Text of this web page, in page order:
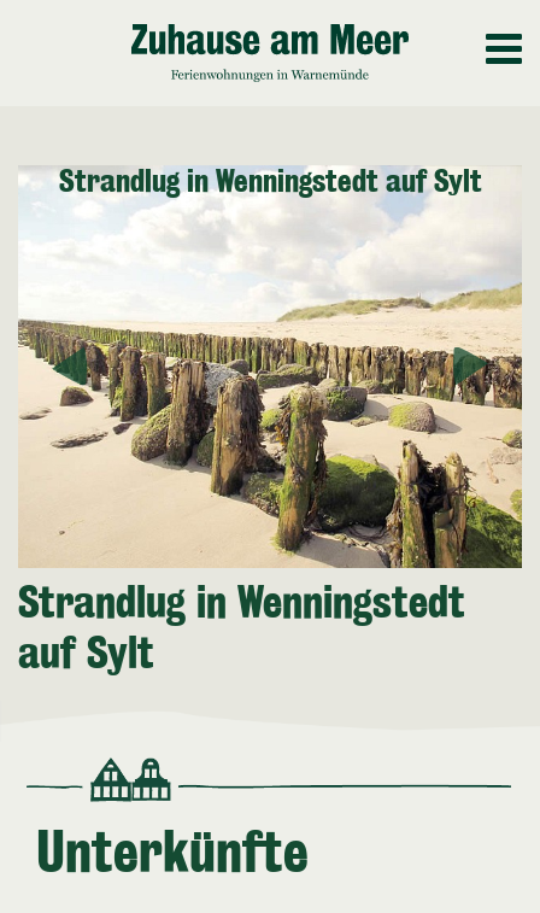
Strandlug in Wenningstedt auf Sylt
Strandlug in Wenningstedt
auf Sylt
Unterkünfte